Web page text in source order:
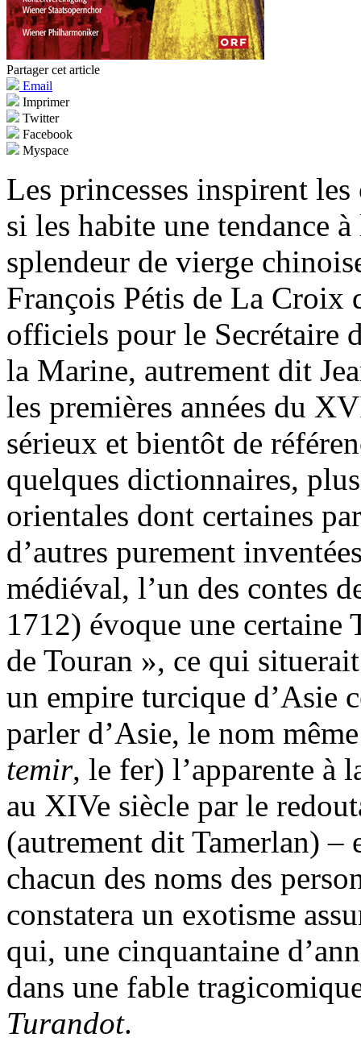
Partager cet article
Email
Imprimer
Twitter
Facebook
Myspace
Les princesses inspirent
si les habite une tendance
splendeur de vierge
François Pétis de La Croix
officiels pour le Secrétaire
la Marine, autrement dit
les premières années du
sérieux et bientôt de
quelques dictionnaires,
orientales dont certaines
d’autres purement
médiéval, l’un des contes
1712) évoque une
de Touran », ce qui
un empire turcique d’Asie
parler d’Asie, le nom
temir, le fer) l’apparente à
au XIVe siècle par le
(autrement dit Tamerlan) –
chacun des noms des
constatera un exotisme
qui, une cinquantaine
dans une fable
Turandot.